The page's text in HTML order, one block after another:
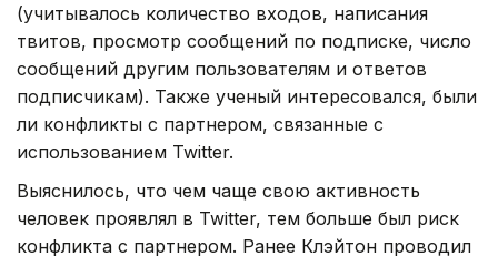
(учитывалось количество входов, написания
твитов, просмотр сообщений по подписке, число
сообщений другим пользователям и ответов
подписчикам). Также ученый интересовался, были
ли конфликты с партнером, связанные с
использованием Twitter.
Выяснилось, что чем чаще свою активность
человек проявлял в Twitter, тем больше был риск
конфликта с партнером. Ранее Клэйтон проводил